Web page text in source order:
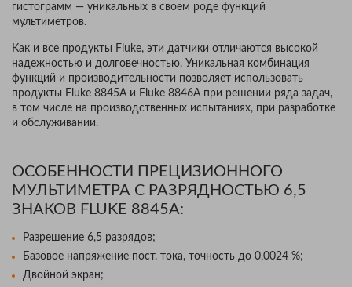
гистограмм — уникальных в своем роде функций
мультиметров.
Как и все продукты Fluke, эти датчики отличаются высокой
надежностью и долговечностью. Уникальная комбинация
функций и производительности позволяет использовать
продукты Fluke 8845A и Fluke 8846A при решении ряда задач,
в том числе на производственных испытаниях, при разработке
и обслуживании.
ОСОБЕННОСТИ ПРЕЦИЗИОННОГО
МУЛЬТИМЕТРА С РАЗРЯДНОСТЬЮ 6,5
ЗНАКОВ FLUKE 8845A:
Разрешение 6,5 разрядов;
Базовое напряжение пост. тока, точность до 0,0024 %;
Двойной экран;